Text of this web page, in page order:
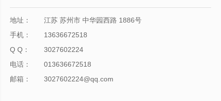
地址：
江苏 苏州市 中华园西路 1886号
手机：
13636672518
Q Q：
3027602224
电话：
013636672518
邮箱：
3027602224@qq.com